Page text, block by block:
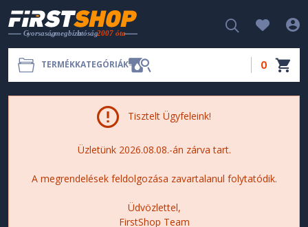
TERMÉKKATEGÓRIÁK 0
Tisztelt Ügyfeleink!
Üzletünk 2026.08.08.-án zárva tart.
A megrendelések feldolgozása zavartalanul folytatódik.
Üdvözlettel,
FirstShop Team